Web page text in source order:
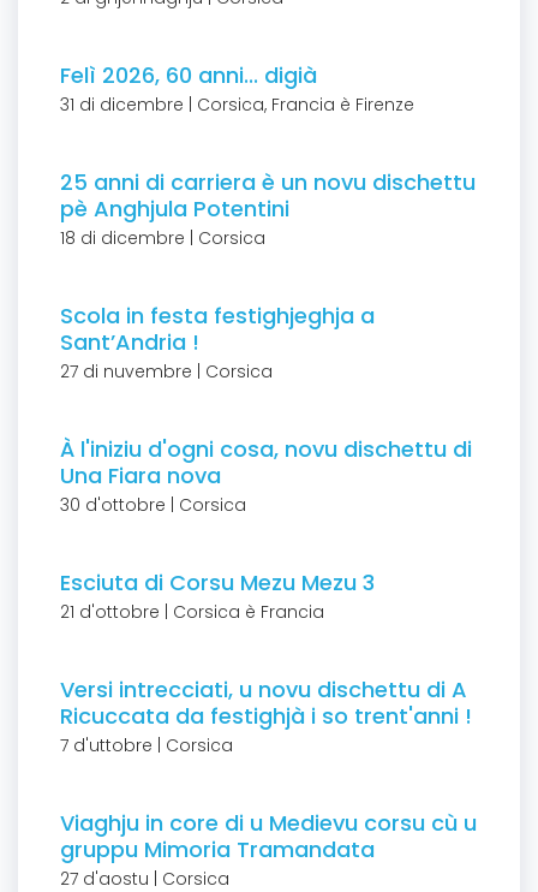
Felì 2026, 60 anni... digià
31 di dicembre | Corsica, Francia è Firenze
25 anni di carriera è un novu dischettu
pè Anghjula Potentini
18 di dicembre | Corsica
Scola in festa festighjeghja a
Sant’Andria !
27 di nuvembre | Corsica
À l'iniziu d'ogni cosa, novu dischettu di
Una Fiara nova
30 d'ottobre | Corsica
Esciuta di Corsu Mezu Mezu 3
21 d'ottobre | Corsica è Francia
Versi intrecciati, u novu dischettu di A
Ricuccata da festighjà i so trent'anni !
7 d'uttobre | Corsica
Viaghju in core di u Medievu corsu cù u
gruppu Mimoria Tramandata
27 d'aostu | Corsica